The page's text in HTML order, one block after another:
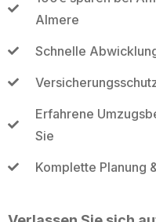
Almere
Schnelle
Erfahrene
Sie
Komplette Planung